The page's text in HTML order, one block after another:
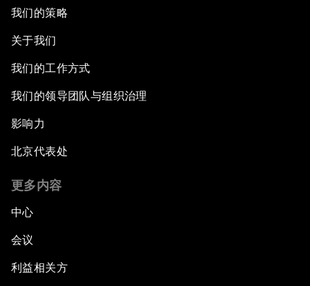
我们的策略
关于我们
我们的工作方式
我们的领导团队与组织治理
影响力
北京代表处
更多内容
中心
会议
利益相关方